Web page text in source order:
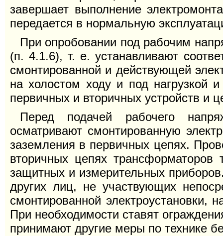
завершает выполнение
передается в нормальную
При опробовании под рабочим
(п. 4.1.6), т. е. устанавливают
смонтированной и действующей
на холостом ходу и под нагрузкой
первичных и вторичных устройств и
Перед подачей рабочего
осматривают смонтированную
заземления в первичных цепях.
вторичных цепях трансформаторов
защитных и измерительных
других лиц, не участвующих
смонтированной электроустановки,
При необходимости ставят
принимают другие меры по технике